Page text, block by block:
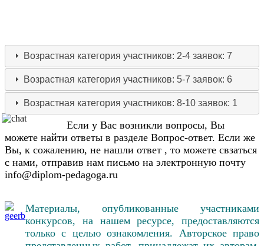
Возрастная категория участников: 2-4заявок: 7
Возрастная категория участников: 5-7заявок: 6
Возрастная категория участников: 8-10заявок: 1
Если у Вас возникли вопросы, Вы
можете найти ответы в разделе Вопрос-ответ. Если же
Вы, к сожалению, не нашли ответ , то можете свзаться
с нами, отправив нам письмо на электронную почту
info@diplom-pedagoga.ru
Материалы, опубликованные участниками
конкурсов, на нашем ресурсе, предоставляются
только с целью ознакомления. Авторское право